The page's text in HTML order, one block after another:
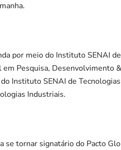
por meio do Instituto SENAI
em Pesquisa, Desenvolvimento
Instituto SENAI de
Industriais.
se tornar signatário do Pacto